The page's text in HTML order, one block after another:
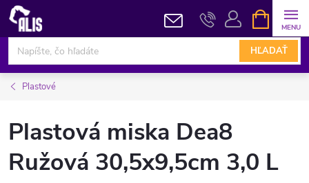
Prejsť
obsah
HĽADAŤ
KOŠÍK
Plastové
Plastová miska Dea8
Ružová 30,5x9,5cm 3,0 L